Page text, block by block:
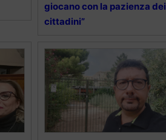
giocano con la pazienza dei
cittadini”